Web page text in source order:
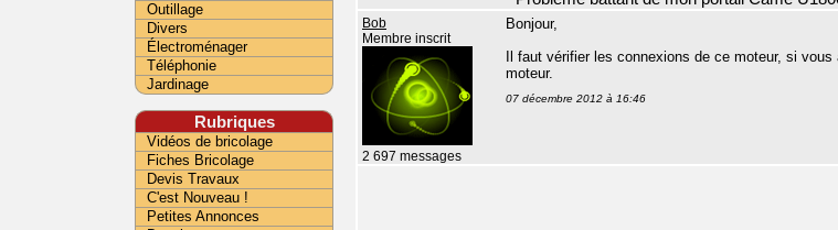
Bob
Membre inscrit
2 697 messages
Bonjour,
Il faut vérifier les connexions de ce moteur, si
moteur.
07 décembre 2012 à 16:46
Outillage
Divers
Électroménager
Téléphonie
Jardinage
Rubriques
Vidéos de bricolage
Fiches Bricolage
Devis Travaux
C'est Nouveau !
Petites Annonces